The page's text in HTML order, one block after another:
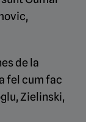
de la
fel cum fac
Zielinski,